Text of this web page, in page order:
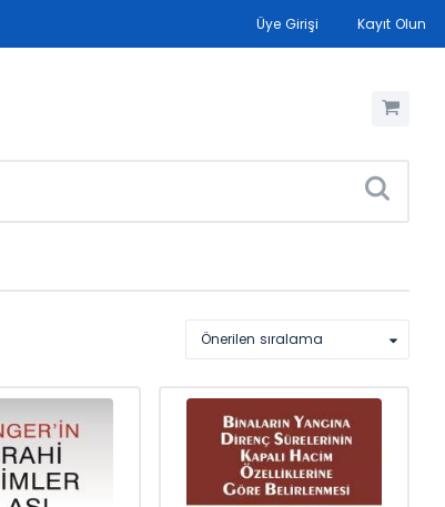
Üye Girişi Kayıt Olun
Önerilen sıralama